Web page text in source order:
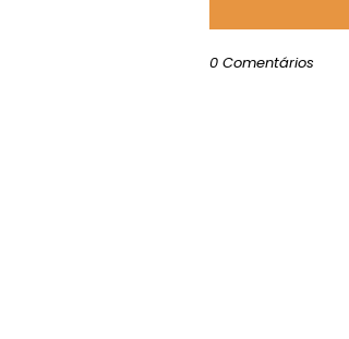
0 Comentários